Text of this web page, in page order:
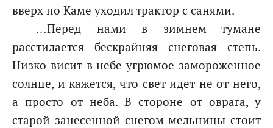
вверх по Каме уходил трактор с санями.
…Перед нами в зимнем тумане
расстилается бескрайняя снеговая степь.
Низко висит в небе угрюмое замороженное
солнце, и кажется, что свет идет не от него,
а просто от неба. В стороне от оврага, у
старой занесенной снегом мельницы стоит